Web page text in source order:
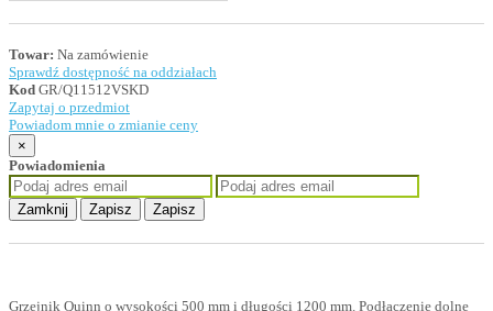
Towar: Na zamówienie
Sprawdź dostępność na oddziałach
Kod GR/Q11512VSKD
Zapytaj o przedmiot
Powiadom mnie o zmianie ceny
×
Powiadomienia
Zamknij Zapisz Zapisz
Grzejnik Quinn o wysokości 500 mm i długości 1200 mm. Podłączenie dolne